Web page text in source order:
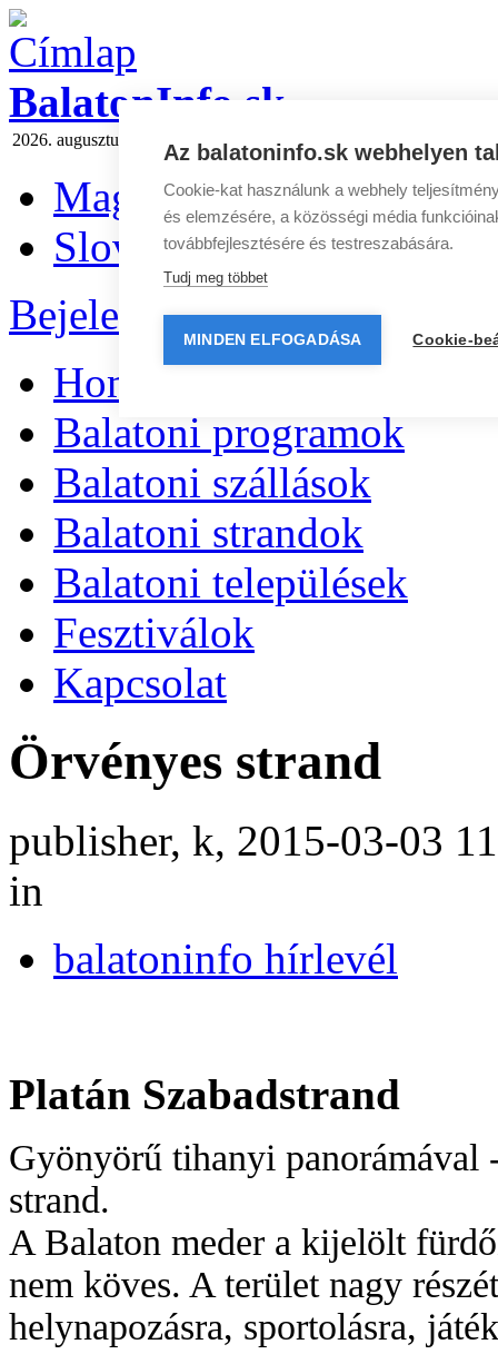
BalatonInfo.sk
2026. augusztus 8 szombat Ma: László Holnap: Emőd Hírlevél
Magyar
Slovenčina
Bejelentkezés|Regisztráció
Home
Balatoni programok
Balatoni szállások
Balatoni strandok
Balatoni települések
Fesztiválok
Kapcsolat
Örvényes strand
publisher, k, 2015-03-03
in
balatoninfo hírlevél
Platán Szabadstrand
Gyönyörű tihanyi panorámával
strand.
A Balaton meder a kijelölt
nem köves. A terület nagy
helynapozásra, sportolásra,
Az balatoninfo.sk webhelyen
Cookie-kat használunk a webhely
és elemzésére, a közösségi média
továbbfejlesztésére és testreszabására.
Tudj meg többet
MINDEN ELFOGADÁSA Cookie-